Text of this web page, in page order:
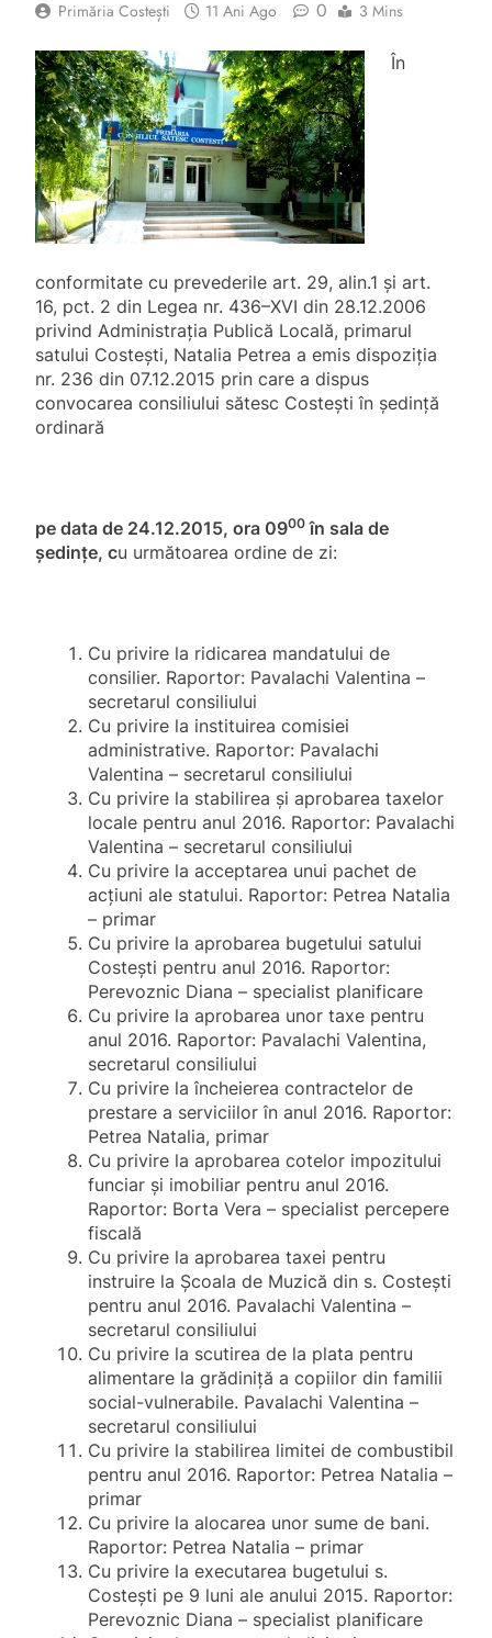
Primăria Costești 11 Ani Ago 0 3 Mins
În
conformitate cu prevederile art. 29, alin.1 și art.
16, pct. 2 din Legea nr. 436–XVI din 28.12.2006
privind Administrația Publică Locală, primarul
satului Costești, Natalia Petrea a emis dispoziția
nr. 236 din 07.12.2015 prin care a dispus
convocarea consiliului sătesc Costești în ședință
ordinară
pe data de 24.12.2015, ora 0900 în sala de
ședințe, cu următoarea ordine de zi:
Cu privire la ridicarea mandatului de
consilier. Raportor: Pavalachi Valentina –
secretarul consiliului
Cu privire la instituirea comisiei
administrative. Raportor: Pavalachi
Valentina – secretarul consiliului
Cu privire la stabilirea și aprobarea taxelor
locale pentru anul 2016. Raportor: Pavalachi
Valentina – secretarul consiliului
Cu privire la acceptarea unui pachet de
acţiuni ale statului. Raportor: Petrea Natalia
– primar
Cu privire la aprobarea bugetului satului
Costești pentru anul 2016. Raportor:
Perevoznic Diana – specialist planificare
Cu privire la aprobarea unor taxe pentru
anul 2016. Raportor: Pavalachi Valentina,
secretarul consiliului
Cu privire la încheierea contractelor de
prestare a serviciilor în anul 2016. Raportor:
Petrea Natalia, primar
Cu privire la aprobarea cotelor impozitului
funciar și imobiliar pentru anul 2016.
Raportor: Borta Vera – specialist percepere
fiscală
Cu privire la aprobarea taxei pentru
instruire la Școala de Muzică din s. Costești
pentru anul 2016. Pavalachi Valentina –
secretarul consiliului
Cu privire la scutirea de la plata pentru
alimentare la grădiniță a copiilor din familii
social-vulnerabile. Pavalachi Valentina –
secretarul consiliului
Cu privire la stabilirea limitei de combustibil
pentru anul 2016. Raportor: Petrea Natalia –
primar
Cu privire la alocarea unor sume de bani.
Raportor: Petrea Natalia – primar
Cu privire la executarea bugetului s.
Costești pe 9 luni ale anului 2015. Raportor:
Perevoznic Diana – specialist planificare